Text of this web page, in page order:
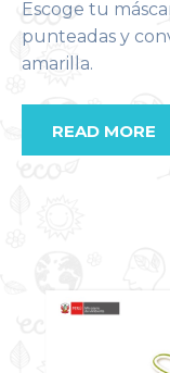
Escoge tu
punteadas y
amarilla.
READ MORE